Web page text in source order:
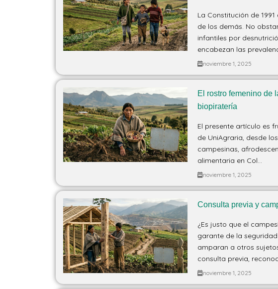
La Constitución de
de los demás. No
infantiles por
encabezan las
noviembre 1, 2025
El rostro femenino de
biopiratería
El presente artículo es
de UniAgraria, desde
campesinas,
alimentaria en Col...
noviembre 1, 2025
Consulta previa y
¿Es justo que el
garante de la
amparan a otros
consulta previa,
noviembre 1, 2025